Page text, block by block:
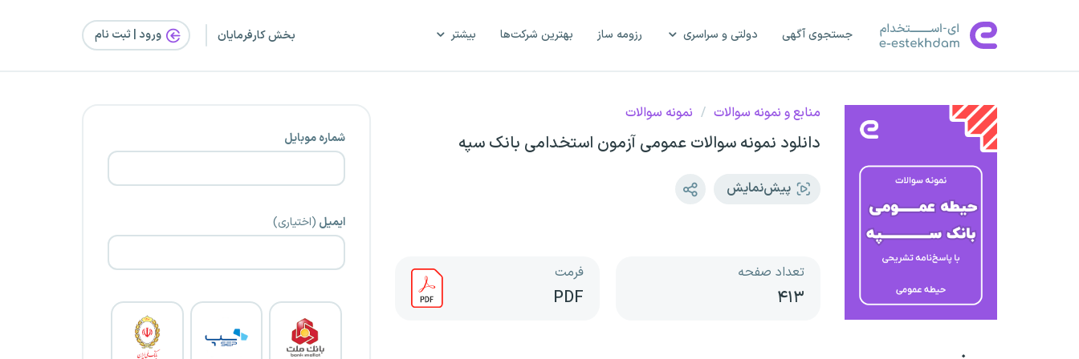
جستجوی آگهی دولتی و سراسری رزومه ساز بهترین شرکت‌ها بیشتر بخش کارفرمایان ورود | ثبت‌ نام
منابع و نمونه سوالات / نمونه سوالات
دانلود نمونه سوالات عمومی آزمون استخدامی بانک سپه
پیش‌نمایش
تعداد صفحه
۴۱۳
فرمت
PDF
شماره موبایل
ایمیل (اختیاری)